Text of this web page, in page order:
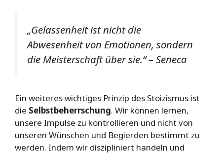
„Gelassenheit ist nicht die
Abwesenheit von Emotionen, sondern
die Meisterschaft über sie.“ – Seneca
Ein weiteres wichtiges Prinzip des Stoizismus ist
die Selbstbeherrschung. Wir können lernen,
unsere Impulse zu kontrollieren und nicht von
unseren Wünschen und Begierden bestimmt zu
werden. Indem wir diszipliniert handeln und